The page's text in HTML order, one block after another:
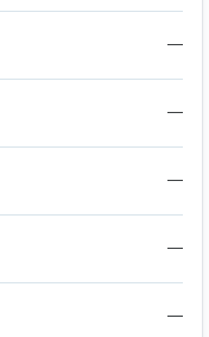
—
—
—
—
—